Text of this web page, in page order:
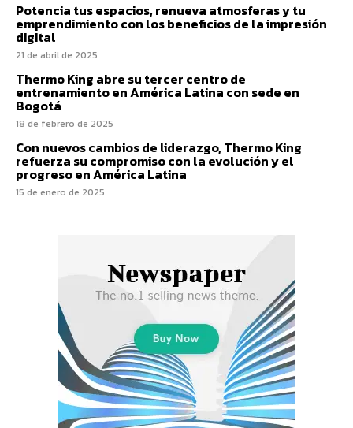
Potencia tus espacios, renueva atmosferas y tu
emprendimiento con los beneficios de la impresión
digital
21 de abril de 2025
Thermo King abre su tercer centro de
entrenamiento en América Latina con sede en
Bogotá
18 de febrero de 2025
Con nuevos cambios de liderazgo, Thermo King
refuerza su compromiso con la evolución y el
progreso en América Latina
15 de enero de 2025